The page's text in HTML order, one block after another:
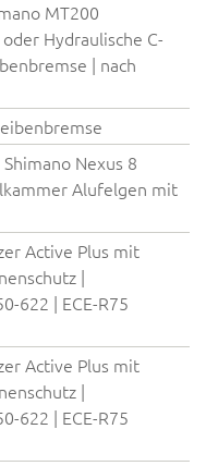
MT200
Hydraulische C-
| nach
Nexus 8
Alufelgen mit
Active Plus mit
|
622 | ECE-R75
Active Plus mit
|
622 | ECE-R75